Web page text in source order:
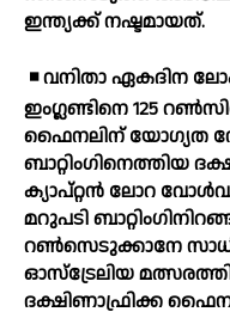
ഇന്ത്യക്ക് നഷ്ടമായത്.
◾ വനിതാ ഏകദിന
ഇംഗ്ലണ്ടിനെ 125
ഫൈനലിന് യോഗ്യത
ബാറ്റിംഗിനെത്തിയ
ക്യാപ്റ്റന്‍ ലോറ
മറുപടി
റണ്‍സെടുക്കാനേ
ഓസ്‌ട്രേലിയ
ദക്ഷിണാഫ്രിക്ക